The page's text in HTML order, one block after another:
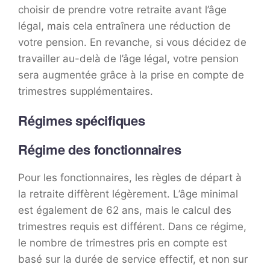
choisir de prendre votre retraite avant l’âge
légal, mais cela entraînera une réduction de
votre pension. En revanche, si vous décidez de
travailler au-delà de l’âge légal, votre pension
sera augmentée grâce à la prise en compte de
trimestres supplémentaires.
Régimes spécifiques
Régime des fonctionnaires
Pour les fonctionnaires, les règles de départ à
la retraite diffèrent légèrement. L’âge minimal
est également de 62 ans, mais le calcul des
trimestres requis est différent. Dans ce régime,
le nombre de trimestres pris en compte est
basé sur la durée de service effectif, et non sur